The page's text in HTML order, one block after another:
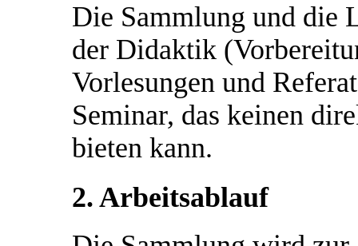
Die Sammlung und die
der Didaktik
Vorlesungen und
Seminar, das keinen
bieten kann.
2. Arbeitsablauf